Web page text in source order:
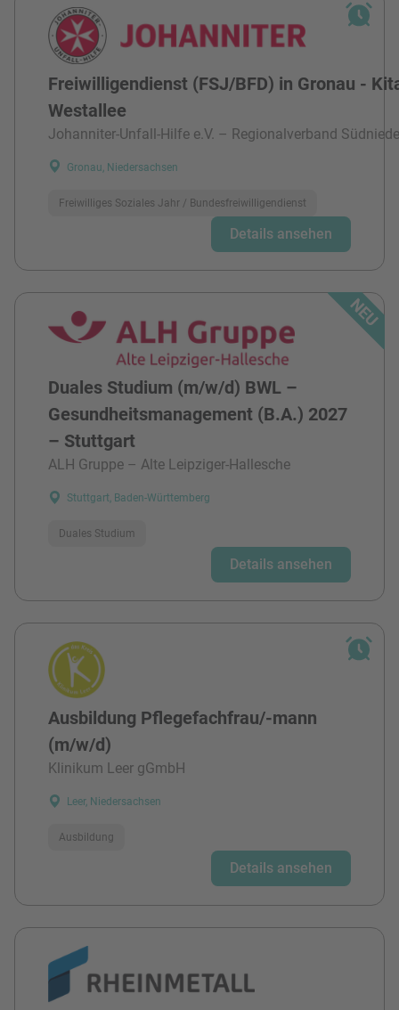
Freiwilligendienst (FSJ/BFD) in Gronau -
Westallee
Johanniter-Unfall-Hilfe e.V. – Regionalverband
Gronau, Niedersachsen
Freiwilliges Soziales Jahr / Bundesfreiwilligendienst
Details ansehen
Duales Studium (m/w/d) BWL –
Gesundheitsmanagement (B.A.) 2027
– Stuttgart
ALH Gruppe – Alte Leipziger-Hallesche
Stuttgart, Baden-Württemberg
Duales Studium
Details ansehen
Ausbildung Pflegefachfrau/-mann
(m/w/d)
Klinikum Leer gGmbH
Leer, Niedersachsen
Ausbildung
Details ansehen